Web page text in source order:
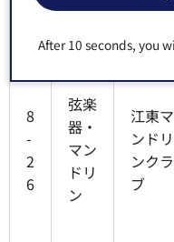
After 10 seconds, you
器
8
-
2
6
弦楽
器・
マン
ドリ
ン
江東マ
ンドリ
ンクラ
ブ